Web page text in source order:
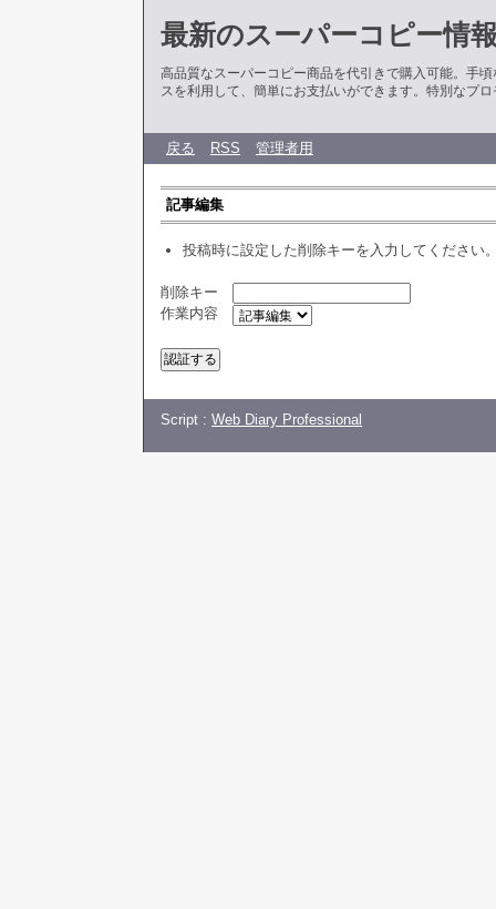
最新のスーパーコピー情
高品質なスーパーコピー商品を代引きで購入可能。手
スを利用して、簡単にお支払いができます。特別なプ
戻る RSS 管理者用
記事編集
投稿時に設定した削除キーを入力してください
削除キー
作業内容
Script : Web Diary Professional